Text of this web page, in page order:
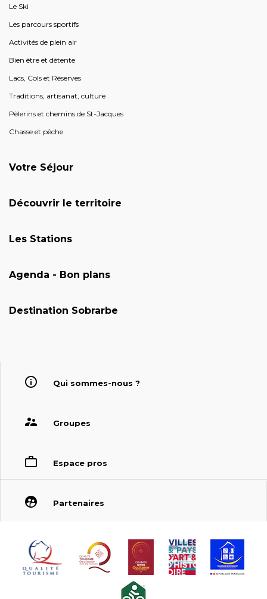
Le Ski
Les parcours sportifs
Activités de plein air
Bien être et détente
Lacs, Cols et Réserves
Traditions, artisanat, culture
Pèlerins et chemins de St-Jacques
Chasse et pêche
Votre Séjour
Découvrir le territoire
Les Stations
Agenda - Bon plans
Destination Sobrarbe
Qui sommes-nous ?
Groupes
Espace pros
Partenaires